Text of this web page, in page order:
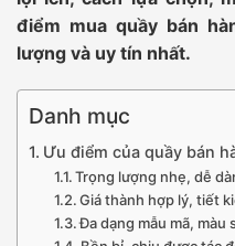
điểm mua quầy bán
lượng và uy tín nhất.
Danh mục
Ưu điểm của quầy bán
Trọng lượng nhẹ, dễ
Giá thành hợp lý, tiết
Đa dạng mẫu mã, màu